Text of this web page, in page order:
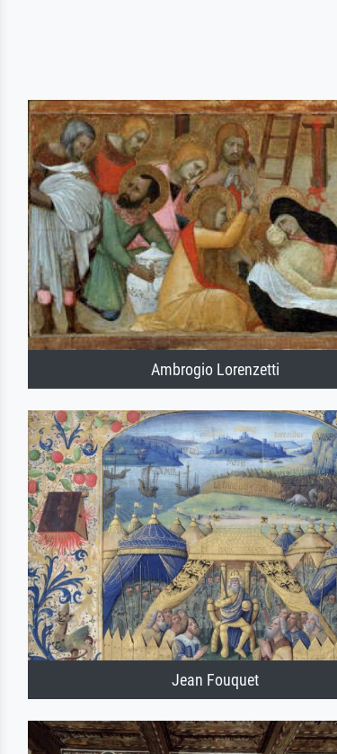
Ambrogio Lorenzetti
Jean Fouquet